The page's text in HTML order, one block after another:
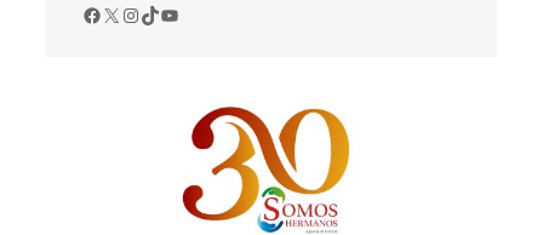
Facebook
X Instagram
TikTok
YouTube